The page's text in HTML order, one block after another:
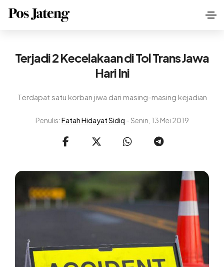
Terjadi 2 Kecelakaan di Tol Trans Jawa
Hari Ini
Terdapat satu korban jiwa dari masing-masing kejadian
Penulis:Fatah Hidayat Sidiq - Senin, 13 Mei 2019